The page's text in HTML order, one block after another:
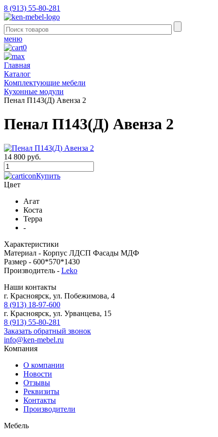
8 (913) 55-80-281
меню
0
Главная
Каталог
Комплектующие мебели
Кухонные модули
Пенал П143(Д) Авенза 2
Пенал П143(Д) Авенза 2
14 800 руб.
Купить
Цвет
Агат
Коста
Терра
-
Характеристики
Материал - Корпус ЛДСП Фасады МДФ
Размер - 600*570*1430
Производитель - Leko
Наши контакты
г. Красноярск, ул. Побежимова, 4
8 (913) 18-97-600
г. Красноярск, ул. Урванцева, 15
8 (913) 55-80-281
Заказать обратный звонок
info@ken-mebel.ru
Компания
О компании
Новости
Отзывы
Реквизиты
Контакты
Производители
Мебель